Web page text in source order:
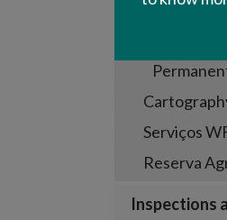
Serviços
Reserva
Inspections